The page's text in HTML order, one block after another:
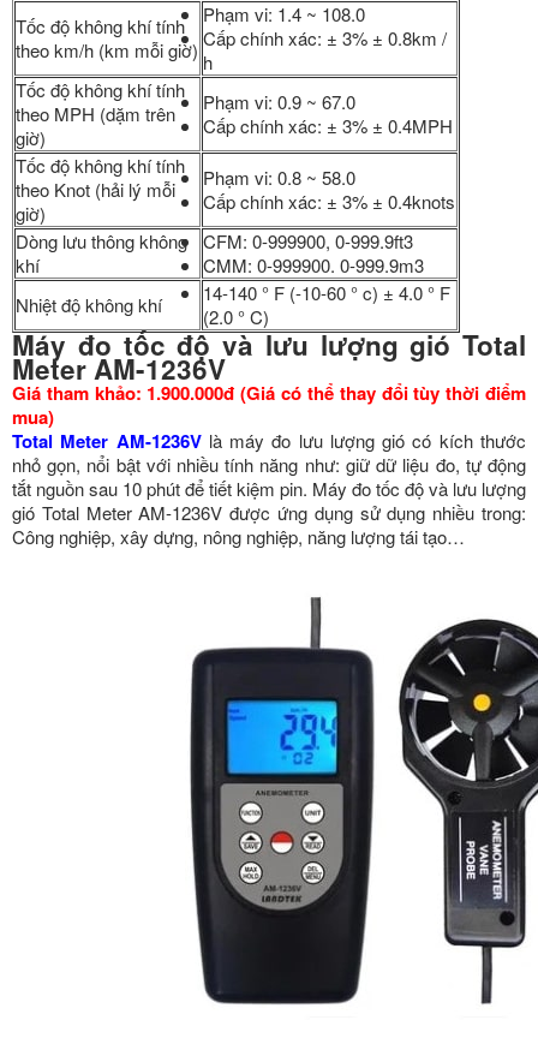
Tốc độ không khí tính
theo km/h (km mỗi giờ)
Phạm vi: 1.4 ~ 108.0
Cấp chính xác: ± 3% ± 0.8km /
h
Tốc độ không khí tính
theo MPH (dặm trên
giờ)
Phạm vi: 0.9 ~ 67.0
Cấp chính xác: ± 3% ± 0.4MPH
Tốc độ không khí tính
theo Knot (hải lý mỗi
giờ)
Phạm vi: 0.8 ~ 58.0
Cấp chính xác: ± 3% ± 0.4knots
Dòng lưu thông không
khí
CFM: 0-999900, 0-999.9ft3
CMM: 0-999900. 0-999.9m3
Nhiệt độ không khí
14-140 ° F (-10-60 ° c) ± 4.0 ° F
(2.0 ° C)
Máy đo tốc độ và lưu lượng gió Total
Meter AM-1236V
Giá tham khảo: 1.900.000đ (Giá có thể thay đổi tùy thời điểm
mua)
Total Meter AM-1236Vlà máy đo lưu lượng gió có kích thước
nhỏ gọn, nổi bật với nhiều tính năng như: giữ dữ liệu đo, tự động
tắt nguồn sau 10 phút để tiết kiệm pin. Máy đo tốc độ và lưu lượng
gió Total Meter AM-1236V được ứng dụng sử dụng nhiều trong:
Công nghiệp, xây dựng, nông nghiệp, năng lượng tái tạo…